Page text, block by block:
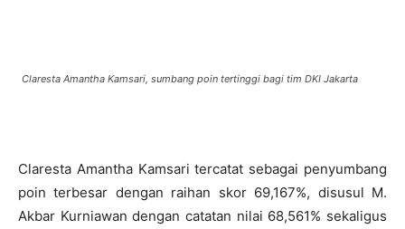
Claresta Amantha Kamsari, sumbang poin tertinggi bagi tim DKI Jakarta
Claresta Amantha Kamsari tercatat sebagai penyumbang
poin terbesar dengan raihan skor 69,167%, disusul M.
Akbar Kurniawan dengan catatan nilai 68,561% sekaligus